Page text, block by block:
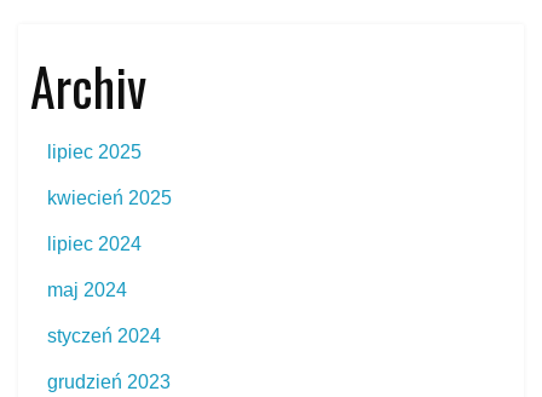
Archiv
lipiec 2025
kwiecień 2025
lipiec 2024
maj 2024
styczeń 2024
grudzień 2023